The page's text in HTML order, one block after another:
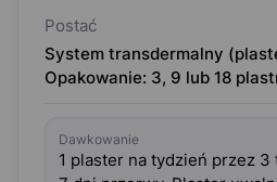
Postać
System transdermalny
Opakowanie: 3, 9 lub 18
Dawkowanie
1 plaster na tydzień przez